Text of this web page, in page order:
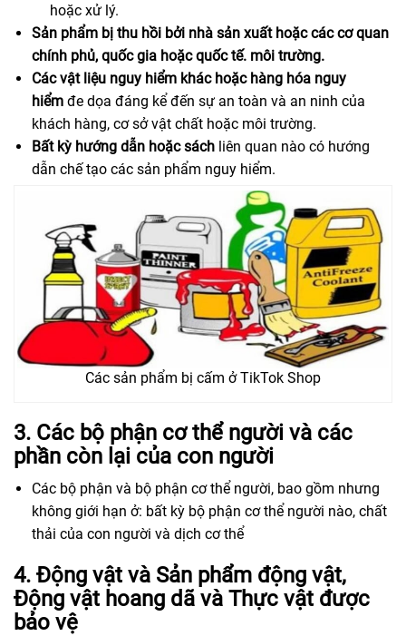
hoặc xử lý.
Sản phẩm bị thu hồi bởi nhà sản xuất hoặc các cơ quan
chính phủ, quốc gia hoặc quốc tế. môi trường.
Các vật liệu nguy hiểm khác hoặc hàng hóa nguy
hiểm đe dọa đáng kể đến sự an toàn và an ninh của
khách hàng, cơ sở vật chất hoặc môi trường.
Bất kỳ hướng dẫn hoặc sách liên quan nào có hướng
dẫn chế tạo các sản phẩm nguy hiểm.
Các sản phẩm bị cấm ở TikTok Shop
3. Các bộ phận cơ thể người và các
phần còn lại của con người
Các bộ phận và bộ phận cơ thể người, bao gồm nhưng
không giới hạn ở: bất kỳ bộ phận cơ thể người nào, chất
thải của con người và dịch cơ thể
4. Động vật và Sản phẩm động vật,
Động vật hoang dã và Thực vật được
bảo vệ